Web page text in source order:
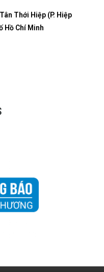
Thới Hiệp (P. Hiệp
Hồ Chí Minh